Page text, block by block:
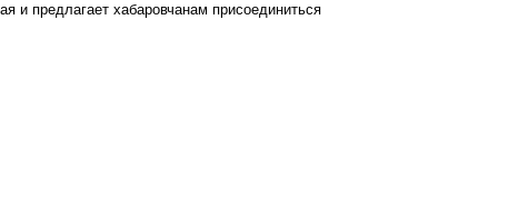
и предлагает хабаровчанам присоединиться